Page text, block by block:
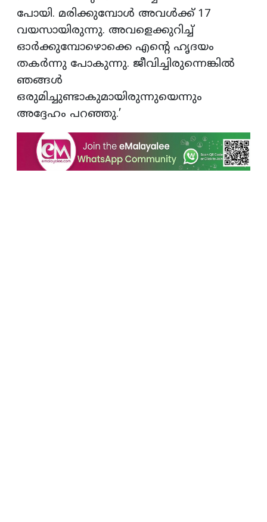
പോയി. മരിക്കുമ്പോള്‍ അവള്‍ക്ക് 17
വയസായിരുന്നു. അവളെക്കുറിച്ച്
ഓര്‍ക്കുമ്പോഴൊക്കെ എന്റെ ഹൃദയം
തകര്‍ന്നു പോകുന്നു. ജീവിച്ചിരുന്നെങ്കില്‍
ഞങ്ങള്‍
ഒരുമിച്ചുണ്ടാകുമായിരുന്നുയെന്നും
അദ്ദേഹം പറഞ്ഞു.’